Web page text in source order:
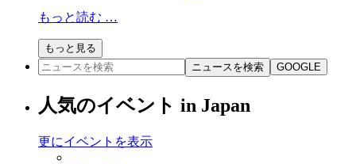
もっと読む …
もっと見る
ニュースを検索
GOOGLE
人気のイベント in Japan
更にイベントを表示